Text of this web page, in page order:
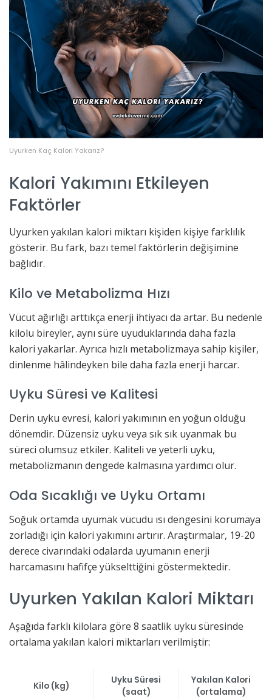
Uyurken Kaç Kalori Yakarız?
Kalori Yakımını Etkileyen
Faktörler
Uyurken yakılan kalori miktarı kişiden kişiye farklılık
gösterir. Bu fark, bazı temel faktörlerin değişimine
bağlıdır.
Kilo ve Metabolizma Hızı
Vücut ağırlığı arttıkça enerji ihtiyacı da artar. Bu nedenle
kilolu bireyler, aynı süre uyuduklarında daha fazla
kalori yakarlar. Ayrıca hızlı metabolizmaya sahip kişiler,
dinlenme hâlindeyken bile daha fazla enerji harcar.
Uyku Süresi ve Kalitesi
Derin uyku evresi, kalori yakımının en yoğun olduğu
dönemdir. Düzensiz uyku veya sık sık uyanmak bu
süreci olumsuz etkiler. Kaliteli ve yeterli uyku,
metabolizmanın dengede kalmasına yardımcı olur.
Oda Sıcaklığı ve Uyku Ortamı
Soğuk ortamda uyumak vücudu ısı dengesini korumaya
zorladığı için kalori yakımını artırır. Araştırmalar, 19-20
derece civarındaki odalarda uyumanın enerji
harcamasını hafifçe yükselttiğini göstermektedir.
Uyurken Yakılan Kalori Miktarı
Aşağıda farklı kilolara göre 8 saatlik uyku süresinde
ortalama yakılan kalori miktarları verilmiştir:
Kilo (kg)
Uyku Süresi
(saat)
Yakılan Kalori
(ortalama)